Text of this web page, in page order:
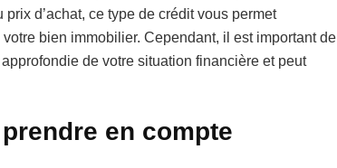
d’achat, ce type de crédit vous permet
bien immobilier. Cependant, il est important de
de votre situation financière et peut
en compte